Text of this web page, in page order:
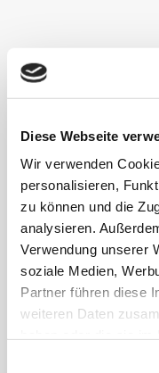
Diese Webseite
Wir verwenden
personalisieren,
zu können und die
analysieren.
Verwendung unserer
soziale Medien,
Partner führen diese
weiteren Daten
इस विषय पर मशीन